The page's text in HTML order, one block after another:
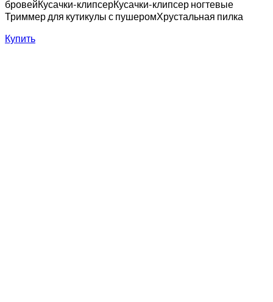
бровейКусачки-клипсерКусачки-клипсер ногтевые
Триммер для кутикулы с пушеромХрустальная пилка
Купить